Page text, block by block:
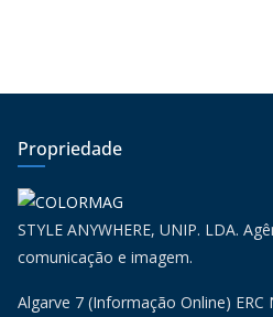
Propriedade
STYLE ANYWHERE, UNIP. LDA.
comunicação e imagem.
Algarve 7 (Informação Online) ERC